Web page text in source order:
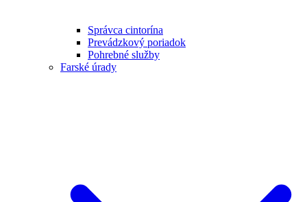
Správca cintorína
Prevádzkový poriadok
Pohrebné služby
Farské úrady